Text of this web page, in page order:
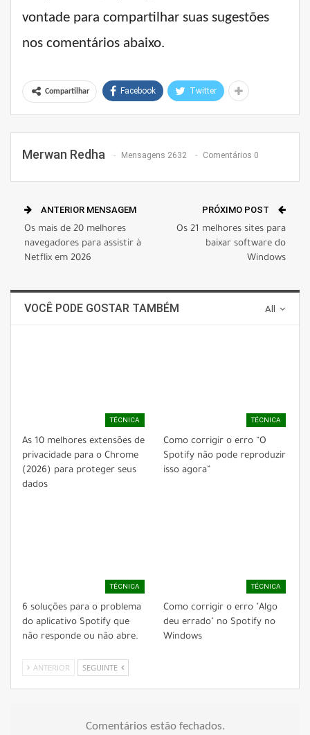
vontade para compartilhar suas sugestões
nos comentários abaixo.
Compartilhar Facebook Twitter
Merwan Redha Mensagens 2632 Comentários 0
ANTERIOR MENSAGEM
Os mais de 20 melhores
navegadores para assistir à
Netflix em 2026
PRÓXIMO POST
Os 21 melhores sites para
baixar software do
Windows
All
VOCÊ PODE GOSTAR TAMBÉM
TÉCNICA
As 10 melhores extensões de
privacidade para o Chrome
(2026) para proteger seus
dados
TÉCNICA
Como corrigir o erro “O
Spotify não pode reproduzir
isso agora”
TÉCNICA
6 soluções para o problema
do aplicativo Spotify que
não responde ou não abre.
TÉCNICA
Como corrigir o erro "Algo
deu errado" no Spotify no
Windows
ANTERIOR SEGUINTE
Comentários estão fechados.